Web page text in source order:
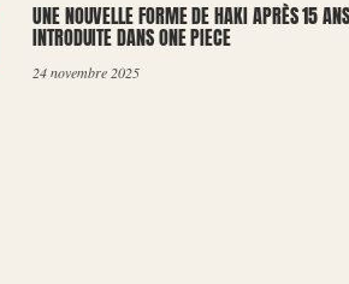
UNE NOUVELLE FORME DE HAKI APRÈS 15
INTRODUITE DANS ONE PIECE
24 novembre 2025